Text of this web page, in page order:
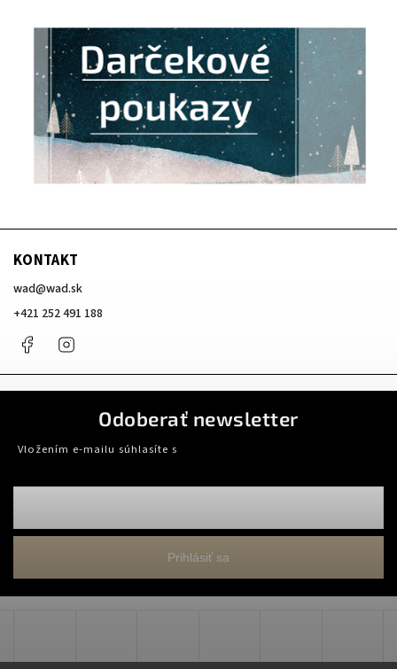
KONTAKT
wad@wad.sk
+421 252 491 188
Facebook
Odoberať newsletter
Vložením e-mailu súhlasíte s
Prihlásiť sa